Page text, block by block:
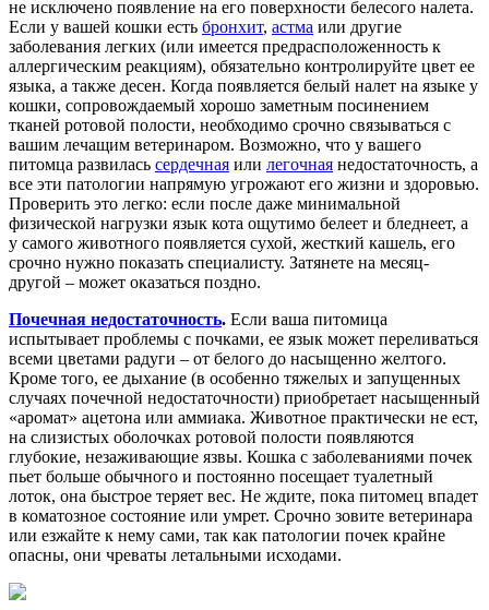
не исключено появление на его поверхности белесого налета.
Если у вашей кошки есть бронхит, астма или другие
заболевания легких (или имеется предрасположенность к
аллергическим реакциям), обязательно контролируйте цвет ее
языка, а также десен. Когда появляется белый налет на языке у
кошки, сопровождаемый хорошо заметным посинением
тканей ротовой полости, необходимо срочно связываться с
вашим лечащим ветеринаром. Возможно, что у вашего
питомца развилась сердечная или легочная недостаточность, а
все эти патологии напрямую угрожают его жизни и здоровью.
Проверить это легко: если после даже минимальной
физической нагрузки язык кота ощутимо белеет и бледнеет, а
у самого животного появляется сухой, жесткий кашель, его
срочно нужно показать специалисту. Затянете на месяц-
другой – может оказаться поздно.
Почечная недостаточность. Если ваша питомица
испытывает проблемы с почками, ее язык может переливаться
всеми цветами радуги – от белого до насыщенно желтого.
Кроме того, ее дыхание (в особенно тяжелых и запущенных
случаях почечной недостаточности) приобретает насыщенный
«аромат» ацетона или аммиака. Животное практически не ест,
на слизистых оболочках ротовой полости появляются
глубокие, незаживающие язвы. Кошка с заболеваниями почек
пьет больше обычного и постоянно посещает туалетный
лоток, она быстрое теряет вес. Не ждите, пока питомец впадет
в коматозное состояние или умрет. Срочно зовите ветеринара
или езжайте к нему сами, так как патологии почек крайне
опасны, они чреваты летальными исходами.